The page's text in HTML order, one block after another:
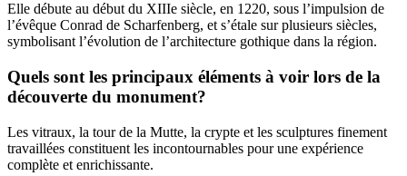
Elle débute au début du XIIIe siècle, en 1220, sous l’impulsion de
l’évêque Conrad de Scharfenberg, et s’étale sur plusieurs siècles,
symbolisant l’évolution de l’architecture gothique dans la région.
Quels sont les principaux éléments à voir lors de la
découverte du monument?
Les vitraux, la tour de la Mutte, la crypte et les sculptures finement
travaillées constituent les incontournables pour une expérience
complète et enrichissante.